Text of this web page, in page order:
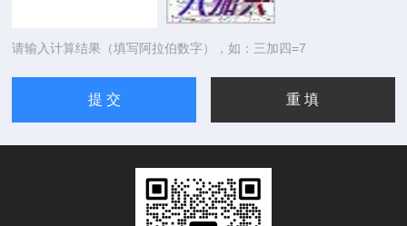
请输入计算结果（填写阿拉伯数字），如：三加四=7